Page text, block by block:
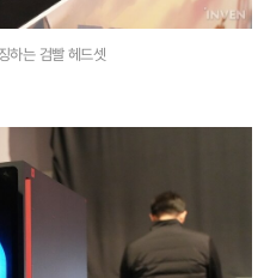
하는 검빨 헤드셋